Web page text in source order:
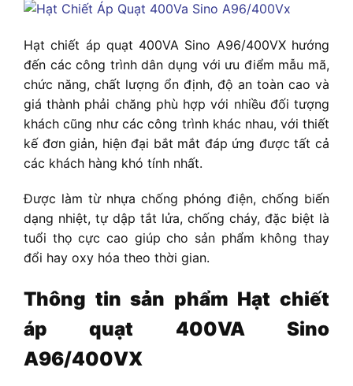
Hạt chiết áp quạt 400VA Sino A96/400VX hướng
đến các công trình dân dụng với ưu điểm mẫu mã,
chức năng, chất lượng ổn định, độ an toàn cao và
giá thành phải chăng phù hợp với nhiều đối tượng
khách cũng như các công trình khác nhau, với thiết
kế đơn giản, hiện đại bắt mắt đáp ứng được tất cả
các khách hàng khó tính nhất.
Được làm từ nhựa chống phóng điện, chống biến
dạng nhiệt, tự dập tắt lửa, chống cháy, đặc biệt là
tuổi thọ cực cao giúp cho sản phẩm không thay
đổi hay oxy hóa theo thời gian.
Thông tin sản phẩm Hạt chiết
áp quạt 400VA Sino
A96/400VX